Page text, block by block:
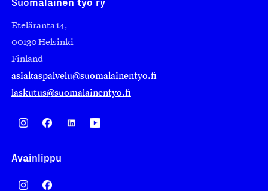
Eteläranta 14,
00130 Helsinki
Finland
asiakaspalvelu@suomalainentyo.fi
laskutus@suomalainentyo.fi
Avainlippu